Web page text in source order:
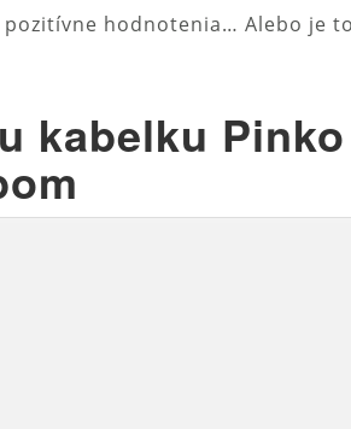
hodnotenia… Alebo je to
kabelku